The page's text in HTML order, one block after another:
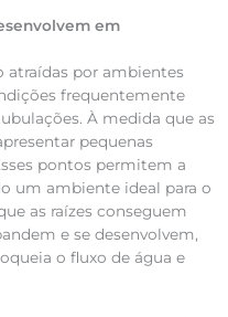
em
atraídas por ambientes
frequentemente
À medida que as
pequenas
pontos permitem a
um ambiente ideal para o
as raízes conseguem
e se desenvolvem,
o fluxo de água e